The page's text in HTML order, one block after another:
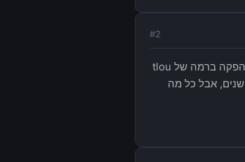
#2
בתור משקיע בפרוייקט אבדתי את רוב האמונה שלי. עם 90 מליון בז׳אנר כל כך פשטני אני מצפה להפקה ברמה של tlou
ואני כבר יודע שאני אקבל הפקה דומה יותר למשחק אינדי. מאכזב, ביחוד שהמשחק בפיתוח כבר 4 שנים, אבל כל מה